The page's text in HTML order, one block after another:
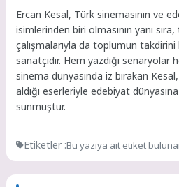
Ercan Kesal, Türk sinemasının ve
isimlerinden biri olmasının yanı sıra,
çalışmalarıyla da toplumun
sanatçıdır. Hem yazdığı senaryolar
sinema dünyasında iz bırakan
aldığı eserleriyle edebiyat
sunmuştur.
Etiketler :Bu yazıya ait etiket